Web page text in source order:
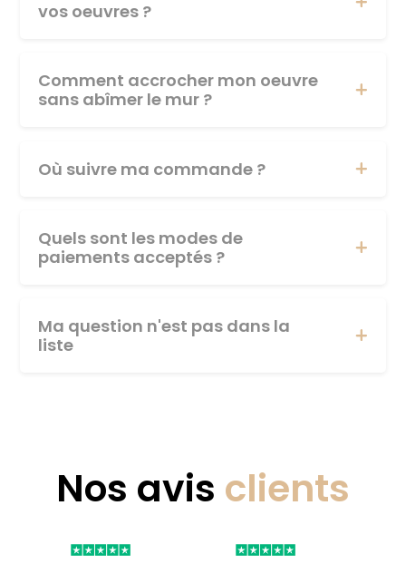
vos oeuvres ?
Comment accrocher mon oeuvre
sans abîmer le mur ?
Où suivre ma commande ?
Quels sont les modes de
paiements acceptés ?
Ma question n'est pas dans la
liste
Nos avis clients